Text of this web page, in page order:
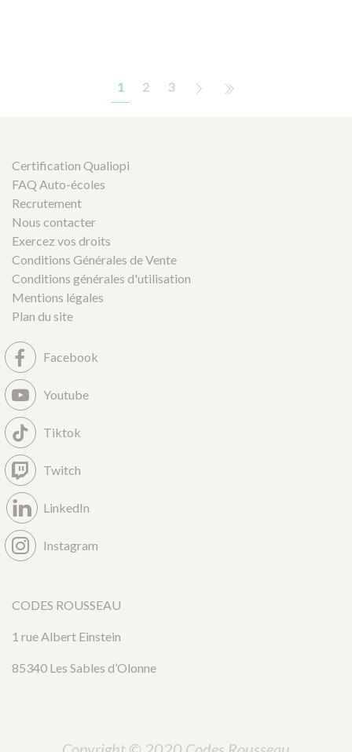
1 2 3
Certification Qualiopi
FAQ Auto-écoles
Recrutement
Nous contacter
Exercez vos droits
Conditions Générales de Vente
Conditions générales d'utilisation
Mentions légales
Plan du site
Facebook
Youtube
Tiktok
Twitch
LinkedIn
Instagram
CODES ROUSSEAU
1 rue Albert Einstein
85340 Les Sables d’Olonne